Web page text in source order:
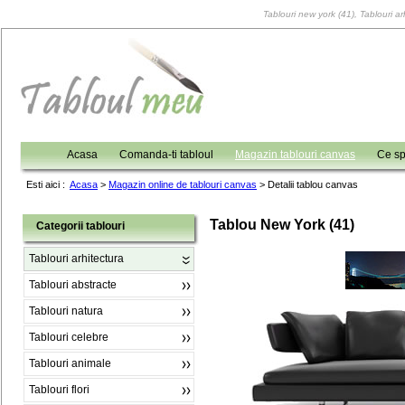
Tablouri new york (41), Tablouri
Acasa Comanda-ti tabloul Magazin tablouri canvas Ce
Esti aici : Acasa > Magazin online de tablouri canvas > Detalii tablou canvas
Categorii tablouri
Tablouri arhitectura
Tablouri abstracte
Tablouri natura
Tablouri celebre
Tablouri animale
Tablouri flori
Tablou New York (41)